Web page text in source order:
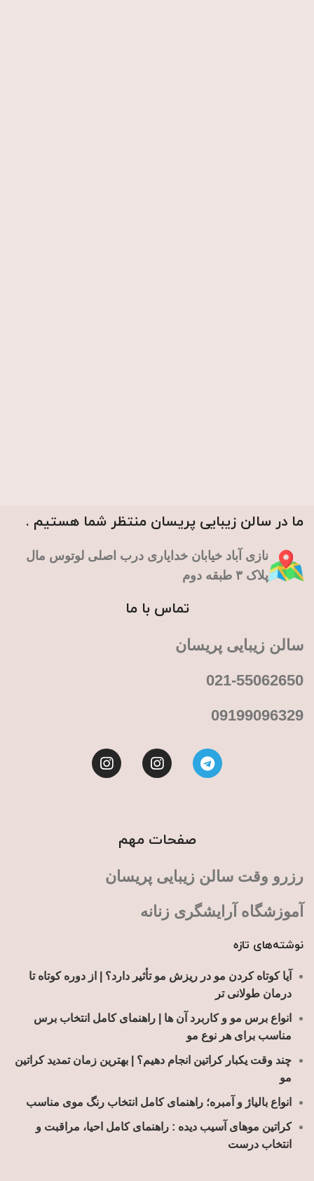
ما در سالن زیبایی پریسان منتظر شما هستیم .
نازی آباد خیابان خدایاری درب اصلی لوتوس مال
پلاک ۳ طبقه دوم
تماس با ما
سالن زیبایی پریسان
021-55062650
09199096329
صفحات مهم
رزرو وقت سالن زیبایی پریسان
آموزشگاه آرایشگری زنانه
نوشته‌های تازه
آیا کوتاه کردن مو در ریزش مو تأثیر دارد؟ | از دوره کوتاه تا
درمان طولانی تر
انواع برس مو و کاربرد آن ها | راهنمای کامل انتخاب برس
مناسب برای هر نوع مو
چند وقت یکبار کراتین انجام دهیم؟ | بهترین زمان تمدید کراتین
مو
انواع بالیاژ و آمبره؛ راهنمای کامل انتخاب رنگ موی مناسب
کراتین موهای آسیب دیده : راهنمای کامل احیا، مراقبت و
انتخاب درست